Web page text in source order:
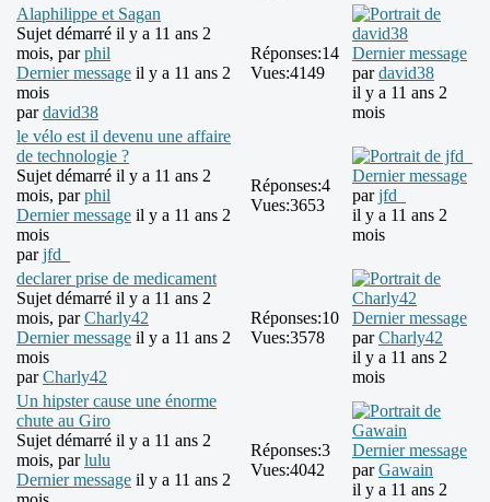
Alaphilippe et Sagan
Sujet démarré il y a 11 ans 2
mois, parphil
Dernier message il y a 11 ans 2
mois
pardavid38
Réponses:14
Vues:4149
Dernier message
pardavid38
il y a 11 ans 2
mois
le vélo est il devenu une affaire
de technologie ?
Sujet démarré il y a 11 ans 2
mois, parphil
Dernier message il y a 11 ans 2
mois
parjfd_
Réponses:4
Vues:3653
Dernier message
parjfd_
il y a 11 ans 2
mois
declarer prise de medicament
Sujet démarré il y a 11 ans 2
mois, parCharly42
Dernier message il y a 11 ans 2
mois
parCharly42
Réponses:10
Vues:3578
Dernier message
parCharly42
il y a 11 ans 2
mois
Un hipster cause une énorme
chute au Giro
Sujet démarré il y a 11 ans 2
mois, parlulu
Dernier message il y a 11 ans 2
Réponses:3
Vues:4042
Dernier message
parGawain
il y a 11 ans 2